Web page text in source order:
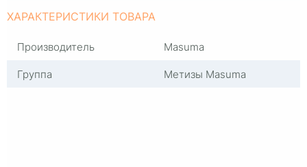
ХАРАКТЕРИСТИКИ ТОВАРА
Производитель
Masuma
Группа
Метизы Masuma